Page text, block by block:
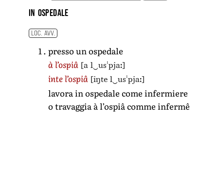
in ospedale
LOC. AVV.
presso un ospedale
à l’ospiâ [a l‿usˈpjaː]
inte l’ospiâ [iŋte l‿usˈpjaː]
lavora in ospedale come infermiere
o travaggia à l’ospiâ comme infermê